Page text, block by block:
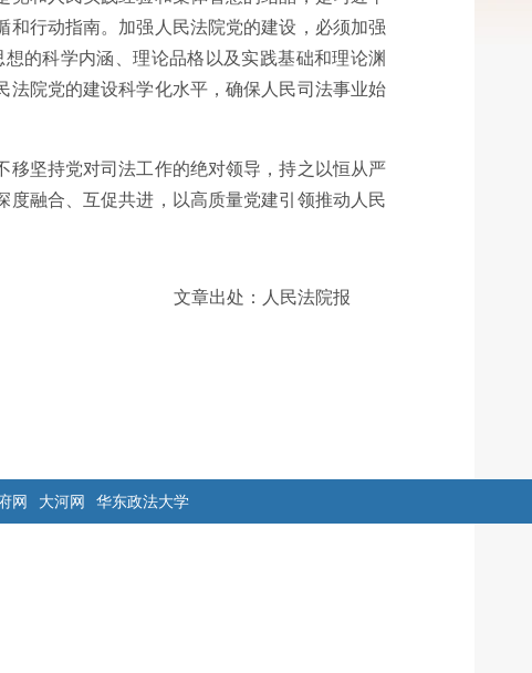
行动指南。加强人民法院党的建设，必须加强
的科学内涵、理论品格以及实践基础和理论渊
院党的建设科学化水平，确保人民司法事业始
移坚持党对司法工作的绝对领导，持之以恒从严
融合、互促共进，以高质量党建引领推动人民
文章出处：人民法院报
网 大河网 华东政法大学